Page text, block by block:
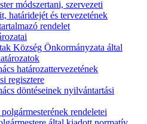
módszertani, szervezeti
határidejét és tervezetének
rendelet
Község Önkormányzata által
határozattervezetének
regisztere
döntéseinek nyilvántartási
rendeletei